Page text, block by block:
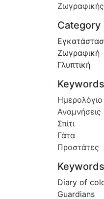
Category
Ζωγραφική
Γλυπτική
Keywords
Αναμνήσεις
Σπίτι
Γάτα
Προστάτες
Diary of
Guardians